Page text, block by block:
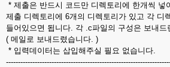
* 제출은 반드시 코드만 디렉토리에 한개씩 넣
제출 디렉토리에 6개의 디렉토리가 있고 각 디
들어있으면 됩니다. 각 .c파일의 구성은 보내
( 메일로 보내드렸습니다. )
* 입력데이터는 삽입해주실 필요 없습니다.